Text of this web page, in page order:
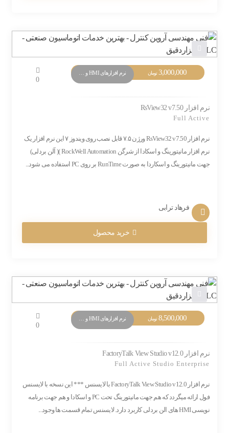
3,000,000 تومان
0
نرم افزار RsView32 v7.50
Full Active
نرم افزار RsView32 v7.50 ورژن ۷.۵ قابل نصب روی ویندوز ۷ این نرم افزار یک
نرم افزار مانیتورینگ و اسکادا از شرگن RockWell Automation )( آلن بردلی)
جهت مانیتورینگ و اسکاردا به صورت RunTime بر روی PC استفاده می شود...
فرهاد ترابی
خرید محصول
8,500,000 تومان
0
نرم افزار FactoryTalk View Studio v12.0
Full Active Studio Enterprise
نرم افزار FactoryTalk View Studio v12.0 با لایسنس *** این نسخه با لایسنس
فول ارائه میگردد که هم جهت مانیتورینگ تحت PC و اسکادا و هم جهت برنامه
نویسی HMI های الن بردلی کاربرد دارد. لایسنس تمام قسمت ها وجود...